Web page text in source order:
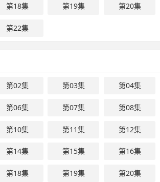
第18集 第19集 第20集
第22集
第02集 第03集 第04集
第06集 第07集 第08集
第10集 第11集 第12集
第14集 第15集 第16集
第18集 第19集 第20集